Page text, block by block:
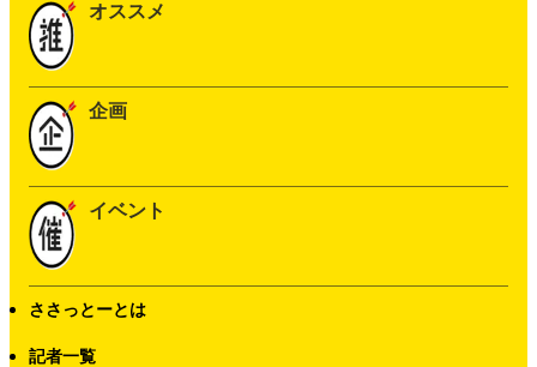
オススメ
企画
イベント
ささっとーとは
記者一覧